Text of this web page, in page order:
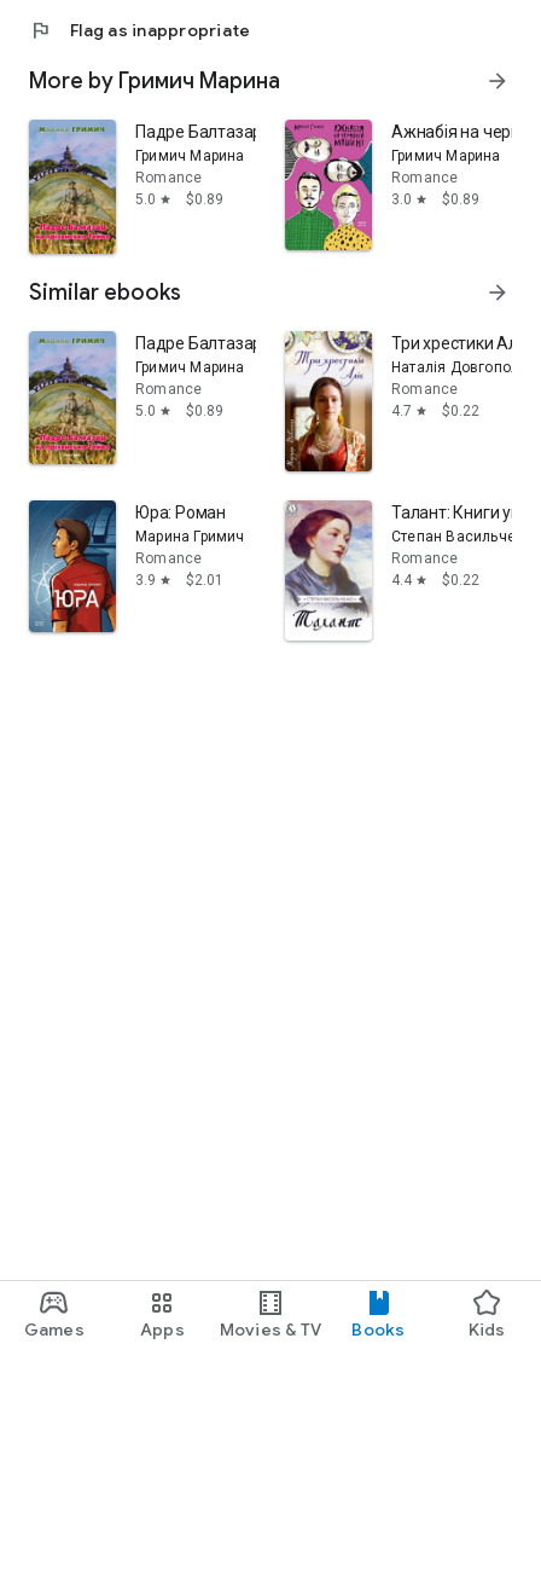
Games Apps Movies & TV Books Kids
flag Flag as inappropriate
More by Гримич Марина arrow_forward
Падре Балтазар на прізвисько Тойво: Роман
Гримич Марина
Romance
5.0 star $0.89
Ажнабія на
Гримич Марина
Romance
3.0 star $0.89
Similar ebooks arrow_forward
Падре Балтазар на прізвисько Тойво: Роман
Гримич Марина
Romance
5.0 star $0.89
Три хрестики Аліє:
Наталія Довгопол
Romance
4.7 star $0.22
Юра: Роман
Марина Гримич
Romance
3.9 star $2.01
Талант: Книги
Степан Васильченко
Romance
4.4 star $0.22